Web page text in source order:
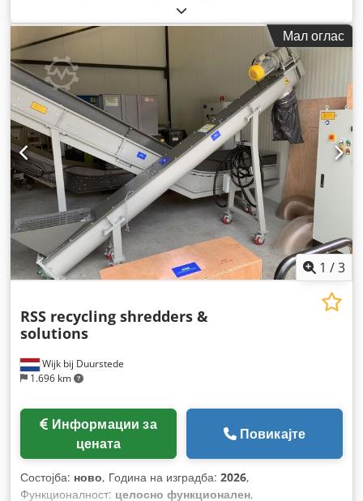
Мал оглас
1 /3
Wijk bij Duurstede
1.696 km
RSS recycling shredders &
solutions
цената
Повикајте
Состојба: ново, Година на изградба: 2026,
Функционалност: целосно функционален,